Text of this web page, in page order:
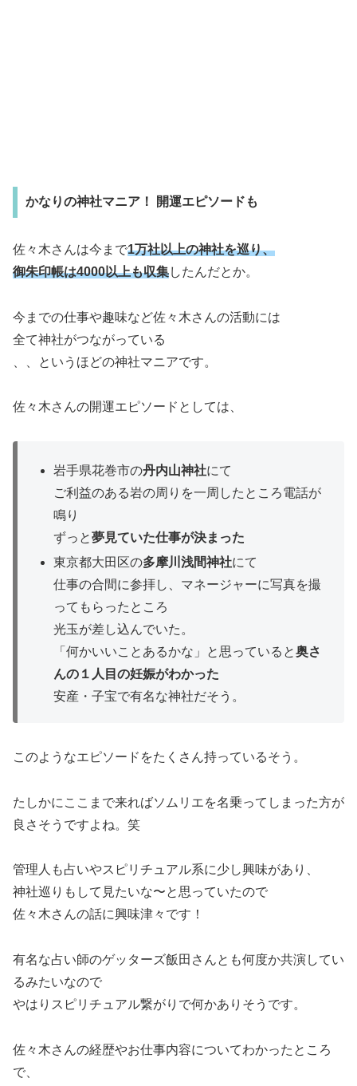
かなりの神社マニア！ 開運エピソードも
佐々木さんは今まで1万社以上の神社を巡り、
御朱印帳は4000以上も収集したんだとか。
今までの仕事や趣味など佐々木さんの活動には
全て神社がつながっている
、、というほどの神社マニアです。
佐々木さんの開運エピソードとしては、
岩手県花巻市の丹内山神社にて
ご利益のある岩の周りを一周したところ電話が
鳴り
ずっと夢見ていた仕事が決まった
東京都大田区の多摩川浅間神社にて
仕事の合間に参拝し、マネージャーに写真を撮
ってもらったところ
光玉が差し込んでいた。
「何かいいことあるかな」と思っていると奥さ
んの１人目の妊娠がわかった
安産・子宝で有名な神社だそう。
このようなエピソードをたくさん持っているそう。
たしかにここまで来ればソムリエを名乗ってしまった方が
良さそうですよね。笑
管理人も占いやスピリチュアル系に少し興味があり、
神社巡りもして見たいな〜と思っていたので
佐々木さんの話に興味津々です！
有名な占い師のゲッターズ飯田さんとも何度か共演してい
るみたいなので
やはりスピリチュアル繋がりで何かありそうです。
佐々木さんの経歴やお仕事内容についてわかったところ
で、